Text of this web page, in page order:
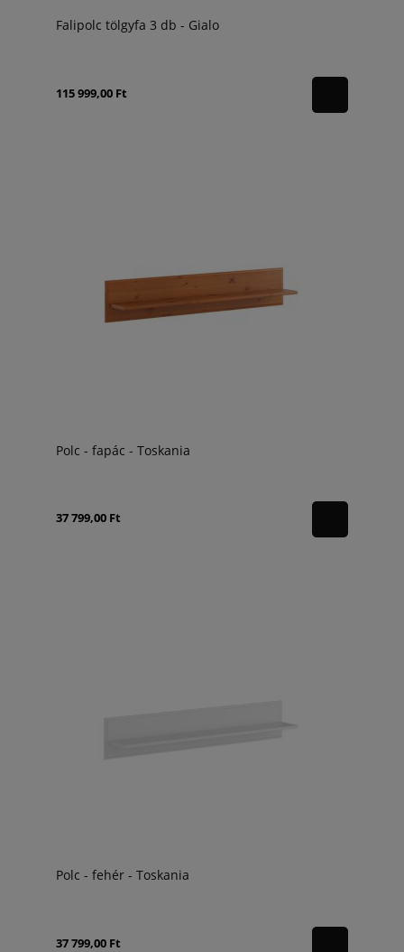
Falipolc tölgyfa 3 db - Gialo
115 999,00 Ft
Polc - fapác - Toskania
37 799,00 Ft
Polc - fehér - Toskania
37 799,00 Ft